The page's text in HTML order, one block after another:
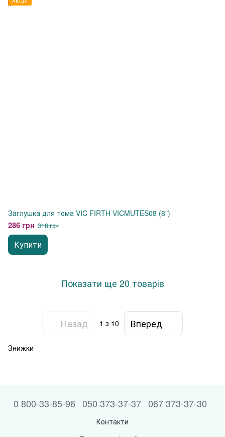
Заглушка для тома VIC FIRTH VICMUTES08 (8")
286 грн 318 грн
Купити
Показати ще 20 товарів
Назад 1 з 10 Вперед
Знижки
0 800-33-85-96 050 373-37-37 067 373-37-30
Контакти